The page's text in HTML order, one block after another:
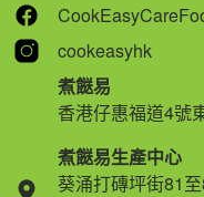
cookeasyhk
煮餸易
香港仔惠福道4號
煮餸易生產中心
葵涌打磚坪街81